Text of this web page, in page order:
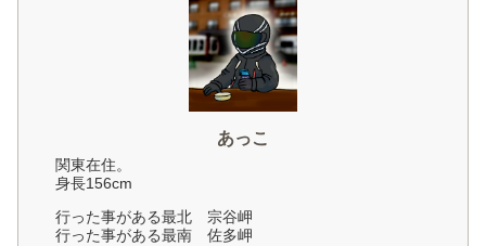
あっこ
関東在住。
身長156cm
行った事がある最北 宗谷岬
行った事がある最南 佐多岬